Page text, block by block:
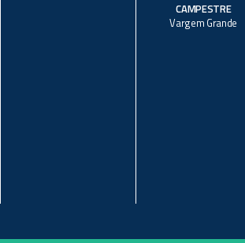
CAMPESTRE
Vargem Grande